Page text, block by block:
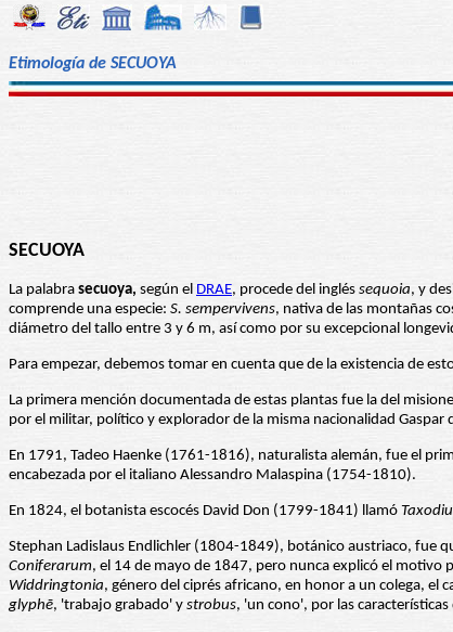
Etimología de SECUOYA
SECUOYA
La palabra secuoya, según el DRAE, procede del inglés sequoia, y
comprende una especie: S. sempervivens, nativa de las montañas
diámetro del tallo entre 3 y 6 m, así como por su excepcional
Para empezar, debemos tomar en cuenta que de la existencia de
La primera mención documentada de estas plantas fue la del
por el militar, político y explorador de la misma nacionalidad
En 1791, Tadeo Haenke (1761-1816), naturalista alemán, fue el
encabezada por el italiano Alessandro Malaspina (1754-1810).
En 1824, el botanista escocés David Don (1799-1841) llamó
Stephan Ladislaus Endlichler (1804-1849), botánico austriaco, fue
Coniferarum, el 14 de mayo de 1847, pero nunca explicó el motivo
Widdringtonia, género del ciprés africano, en honor a un colega,
glyphē, 'trabajo grabado' y strobus, 'un cono', por las características